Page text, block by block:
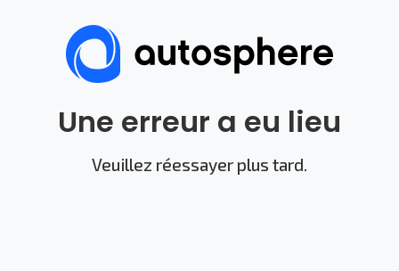
Une erreur a eu lieu
Veuillez réessayer plus tard.